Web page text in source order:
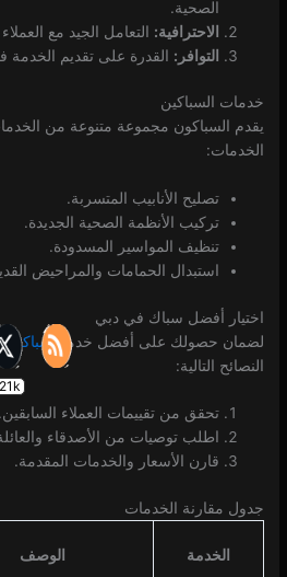
الصحية.
الاحترافية: التعامل الجيد مع
التوافر: القدرة على تقديم
خدمات السباكين
يقدم السباكون مجموعة متنوعة من
الخدمات:
تصليح الأنابيب المتسربة.
تركيب الأنظمة الصحية الجديدة.
تنظيف المواسير المسدودة.
استبدال الحمامات والمراحيض
اختيار أفضل سباك في دبي
لضمان حصولك على أفضل خدمة،سباكة
النصائح التالية:
تحقق من تقييمات العملاء السابقين.
اطلب توصيات من الأصدقاء
قارن الأسعار والخدمات المقدمة.
جدول مقارنة الخدمات
الخدمة الوصف